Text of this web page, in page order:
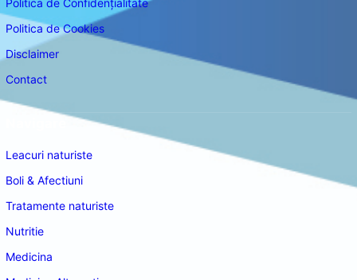
Politica de Cookies
Disclaimer
Contact
Leacuri naturiste
Boli & Afectiuni
Tratamente naturiste
Nutritie
Medicina